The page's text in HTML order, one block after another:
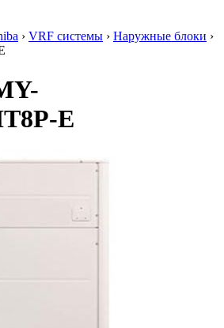
› VRF системы › Наружные блоки ›
E